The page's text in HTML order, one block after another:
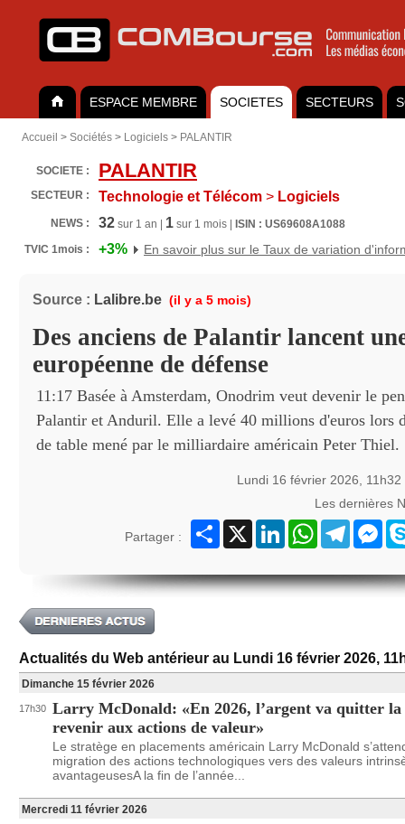
ESPACE MEMBRE SOCIETES SECTEURS
Accueil > Sociétés > Logiciels > PALANTIR
SOCIETE : PALANTIR
SECTEUR : Technologie et Télécom > Logiciels
NEWS : 32 sur 1 an | 1 sur 1 mois |
ISIN : US69608A1088
TVIC 1mois :
+3% En savoir plus sur le Taux de variation
Source : Lalibre.be (il y a 5 mois)
Des anciens de Palantir lancent
européenne de défense
11:17 Basée à Amsterdam, Onodrim veut devenir le
Palantir et Anduril. Elle a levé 40 millions d'euros lors
de table mené par le milliardaire américain Peter Thiel.
Lundi 16 février 2026,
Les dernières
Partager :
Partager
X LinkedInWhatsAppTelegram
Actualités du Web antérieur au Lundi 16 février 2026,
Dimanche 15 février 2026
17h30 Larry McDonald: «En 2026, l’argent va quitter
revenir aux actions de valeur»
Le stratège en placements américain Larry McDonald
migration des actions technologiques vers des valeurs
avantageusesA la fin de l’année...
Mercredi 11 février 2026